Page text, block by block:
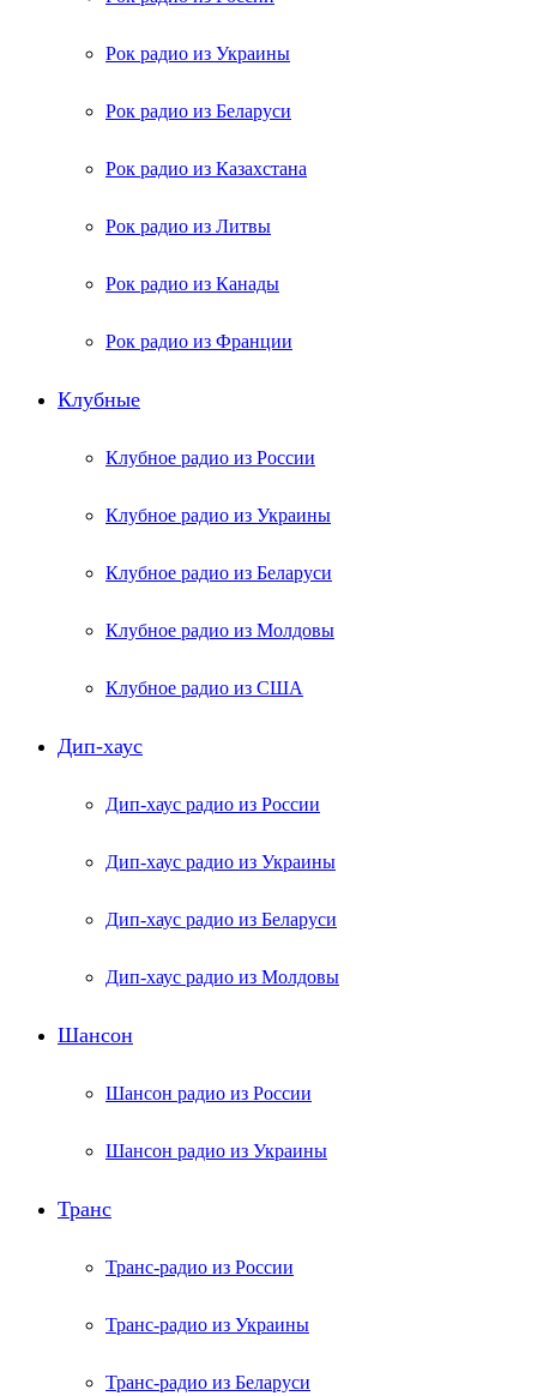
Рок радио из Украины
Рок радио из Беларуси
Рок радио из Казахстана
Рок радио из Литвы
Рок радио из Канады
Рок радио из Франции
Клубные
Клубное радио из России
Клубное радио из Украины
Клубное радио из Беларуси
Клубное радио из Молдовы
Клубное радио из США
Дип-хаус
Дип-хаус радио из России
Дип-хаус радио из Украины
Дип-хаус радио из Беларуси
Дип-хаус радио из Молдовы
Шансон
Шансон радио из России
Шансон радио из Украины
Транс
Транс-радио из России
Транс-радио из Украины
Транс-радио из Беларуси